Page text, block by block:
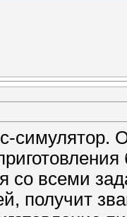
симулятор.
со всеми
получит